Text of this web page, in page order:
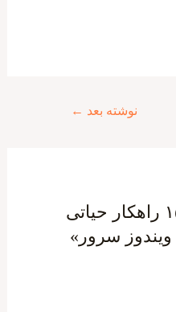
نوشته بعد ←
4 دیدگاه دربارهٔ «۱۵ راهکار حیاتی
سرور»